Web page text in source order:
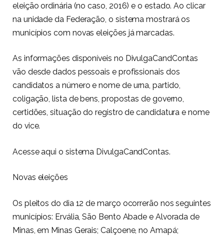
eleição ordinária (no caso, 2016) e o estado. Ao clicar
na unidade da Federação, o sistema mostrará os
municípios com novas eleições já marcadas.
As informações disponíveis no DivulgaCandContas
vão desde dados pessoais e profissionais dos
candidatos a número e nome de urna, partido,
coligação, lista de bens, propostas de governo,
certidões, situação do registro de candidatura e nome
do vice.
Acesse aqui o sistema DivulgaCandContas.
Novas eleições
Os pleitos do dia 12 de março ocorrerão nos seguintes
municípios: Ervália, São Bento Abade e Alvorada de
Minas, em Minas Gerais; Calçoene, no Amapá;